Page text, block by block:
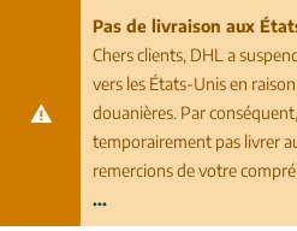
Pas de livraison aux
Chers clients, DHL a
vers les États-Unis en
douanières. Par
temporairement pas livrer
remercions de votre
...